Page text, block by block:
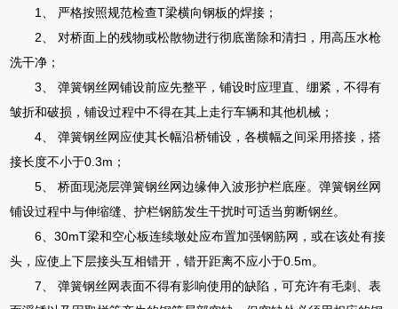
1、 严格按照规范检查T梁横向钢板的焊接；
2、 对桥面上的残物或松散物进行彻底凿除和清扫，用高压水枪
洗干净；
3、 弹簧钢丝网铺设前应先整平，铺设时应理直、绷紧，不得有
皱折和破损，铺设过程中不得在其上走行车辆和其他机械；
4、 弹簧钢丝网应使其长幅沿桥铺设，各横幅之间采用搭接，搭
接长度不小于0.3m；
5、 桥面现浇层弹簧钢丝网边缘伸入波形护栏底座。弹簧钢丝网
铺设过程中与伸缩缝、护栏钢筋发生干扰时可适当剪断钢丝。
6、30mT梁和空心板连续墩处应布置加强钢筋网，或在该处有接
头，应使上下层接头互相错开，错开距离不应小于0.5m。
7、 弹簧钢丝网表面不得有影响使用的缺陷，可充许有毛刺、表